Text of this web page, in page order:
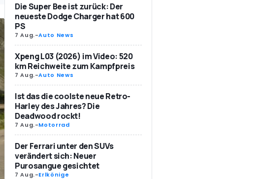
Die Super Bee ist zurück: Der
neueste Dodge Charger hat 600
PS
7 Aug.-Auto News
Xpeng L03 (2026) im Video: 520
km Reichweite zum Kampfpreis
7 Aug.-Auto News
Ist das die coolste neue Retro-
Harley des Jahres? Die
Deadwood rockt!
7 Aug.-Motorrad
Der Ferrari unter den SUVs
verändert sich: Neuer
Purosangue gesichtet
7 Aug.-Erlkönige